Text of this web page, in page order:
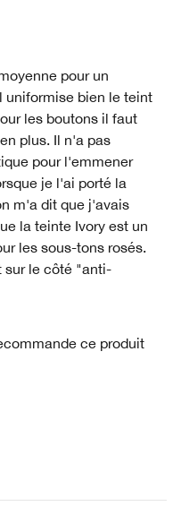
pour un
uniformise bien le teint
les boutons il faut
plus. Il n'a pas
pour l'emmener
je l'ai porté la
m'a dit que j'avais
la teinte Ivory est un
les sous-tons rosés.
sur le côté "anti-
ce produit